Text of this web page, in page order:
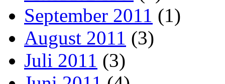
September 2011 (1)
August 2011 (3)
Juli 2011 (3)